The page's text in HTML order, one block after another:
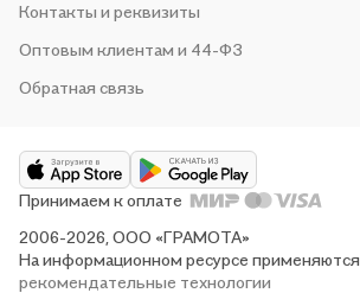
Контакты и реквизиты
Оптовым клиентам и 44-ФЗ
Обратная связь
2006-2026, ООО «ГРАМОТА»
На информационном ресурсе применяются
рекомендательные технологии
Принимаем к оплате